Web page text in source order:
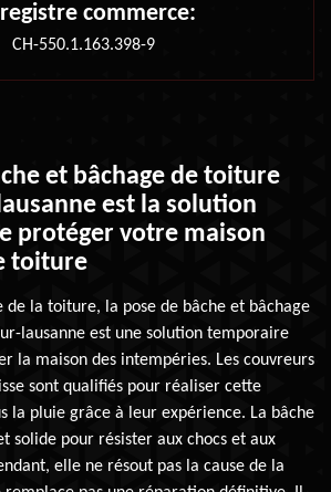
registre commerce:
CH-550.1.163.398-9
et bâchage de toiture
est la solution
protéger votre maison
toiture
de la toiture, la pose de bâche et bâchage
lausanne est une solution temporaire
la maison des intempéries. Les couvreurs
sont qualifiés pour réaliser cette
la pluie grâce à leur expérience. La bâche
solide pour résister aux chocs et aux
elle ne résout pas la cause de la